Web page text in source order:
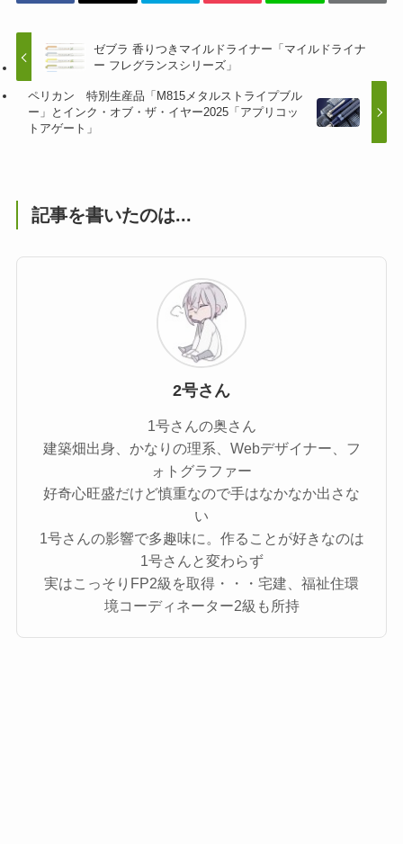
ゼブラ 香りつきマイルドライナー「マイルドライナ
ー フレグランスシリーズ」
ペリカン 特別生産品「M815メタルストライプブル
ー」とインク・オブ・ザ・イヤー2025「アプリコッ
トアゲート」
記事を書いたのは...
2号さん
1号さんの奥さん
建築畑出身、かなりの理系、Webデザイナー、フ
ォトグラファー
好奇心旺盛だけど慎重なので手はなかなか出さな
い
1号さんの影響で多趣味に。作ることが好きなのは
1号さんと変わらず
実はこっそりFP2級を取得・・・宅建、福祉住環
境コーディネーター2級も所持